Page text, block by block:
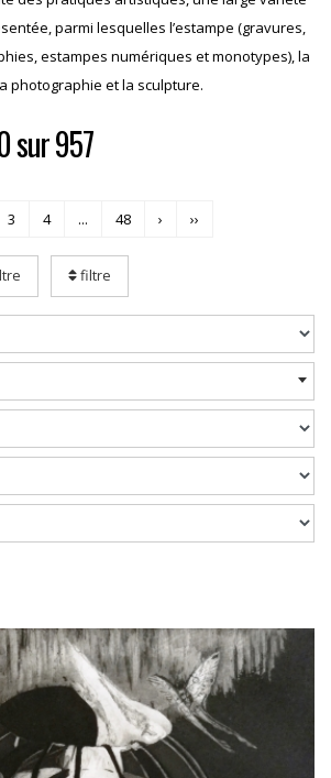
parmi lesquelles l’estampe (gravures,
estampes numériques et monotypes), la
photographie et la sculpture.
sur 957
3 4 ... 48 › ››
filtre